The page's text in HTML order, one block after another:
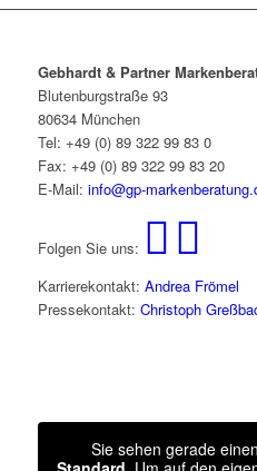
Gebhardt & Partner
Blutenburgstraße 93
80634 München
Tel: +49 (0) 89 322 99 83 0
Fax: +49 (0) 89 322 99 83 20
E-Mail: info@gp-
Folgen Sie uns:
Karrierekontakt: Andrea Frömel
Pressekontakt: Christoph
Sie sehen gerade